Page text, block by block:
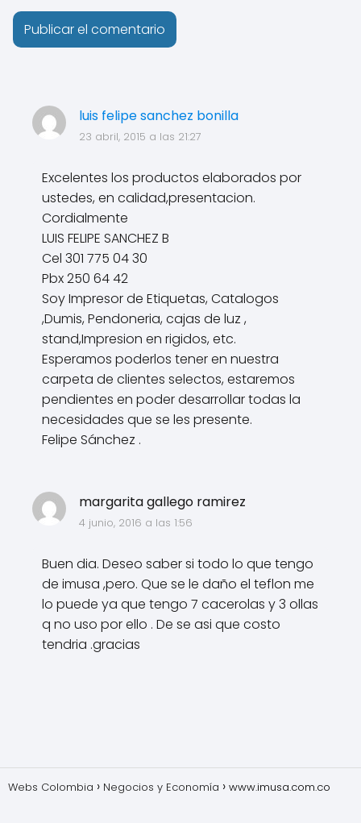
luis felipe sanchez bonilla
23 abril, 2015 a las 21:27
Excelentes los productos elaborados por
ustedes, en calidad,presentacion.
Cordialmente
LUIS FELIPE SANCHEZ B
Cel 301 775 04 30
Pbx 250 64 42
Soy Impresor de Etiquetas, Catalogos
,Dumis, Pendoneria, cajas de luz ,
stand,Impresion en rigidos, etc.
Esperamos poderlos tener en nuestra
carpeta de clientes selectos, estaremos
pendientes en poder desarrollar todas la
necesidades que se les presente.
Felipe Sánchez .
margarita gallego ramirez
4 junio, 2016 a las 1:56
Buen dia. Deseo saber si todo lo que tengo
de imusa ,pero. Que se le daño el teflon me
lo puede ya que tengo 7 cacerolas y 3 ollas
q no uso por ello . De se asi que costo
tendria .gracias
Webs Colombia Negocios y Economía www.imusa.com.co